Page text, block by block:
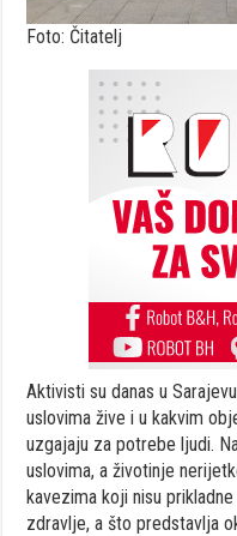
Foto: Čitatelj
Aktivisti su danas u
uslovima žive i u kakvim
uzgajaju za potrebe ljudi.
uslovima, a životinje
kavezima koji nisu
zdravlje, a što predstavlja